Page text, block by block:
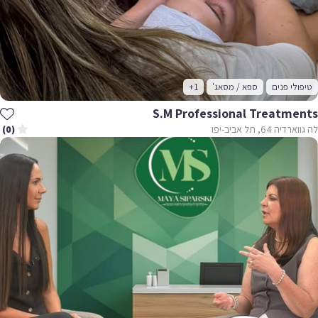
פנים ספא / מסאג' +1
S.m Professional
64, תל אביב-יפו